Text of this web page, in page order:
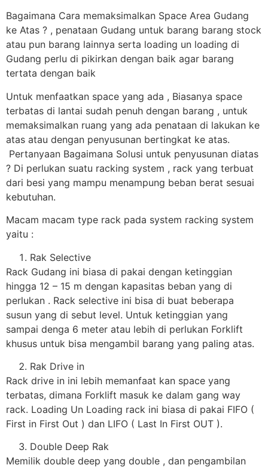
Bagaimana Cara memaksimalkan Space Area Gudang
ke Atas ? , penataan Gudang untuk barang barang stock
atau pun barang lainnya serta loading un loading di
Gudang perlu di pikirkan dengan baik agar barang
tertata dengan baik
Untuk menfaatkan space yang ada , Biasanya space
terbatas di lantai sudah penuh dengan barang , untuk
memaksimalkan ruang yang ada penataan di lakukan ke
atas atau dengan penyusunan bertingkat ke atas.
Pertanyaan Bagaimana Solusi untuk penyusunan diatas
? Di perlukan suatu racking system , rack yang terbuat
dari besi yang mampu menampung beban berat sesuai
kebutuhan.
Macam macam type rack pada system racking system
yaitu :
Rak Selective
Rack Gudang ini biasa di pakai dengan ketinggian
hingga 12 – 15 m dengan kapasitas beban yang di
perlukan . Rack selective ini bisa di buat beberapa
susun yang di sebut level. Untuk ketinggian yang
sampai denga 6 meter atau lebih di perlukan Forklift
khusus untuk bisa mengambil barang yang paling atas.
Rak Drive in
Rack drive in ini lebih memanfaat kan space yang
terbatas, dimana Forklift masuk ke dalam gang way
rack. Loading Un Loading rack ini biasa di pakai FIFO (
First in First Out ) dan LIFO ( Last In First OUT ).
Double Deep Rak
Memilik double deep yang double , dan pengambilan